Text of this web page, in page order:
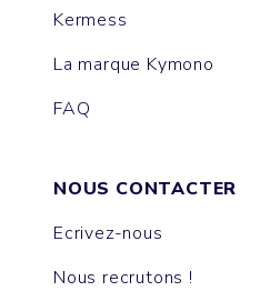
Kermess
La marque Kymono
FAQ
NOUS CONTACTER
Ecrivez-nous
Nous recrutons !